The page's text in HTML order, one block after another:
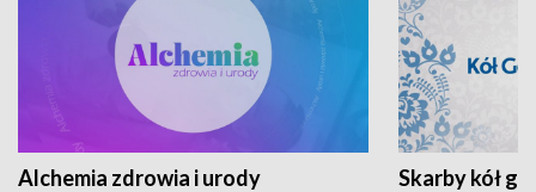
Alchemia zdrowia i urody Skarby kół